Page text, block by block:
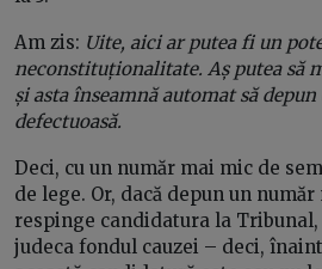
Am zis: Uite, aici ar putea fi un
neconstituționalitate. Aș putea să
și asta înseamnă automat să
defectuoasă.
Deci, cu un număr mai mic de
de lege. Or, dacă depun un
respinge candidatura la
judeca fondul cauzei – deci,